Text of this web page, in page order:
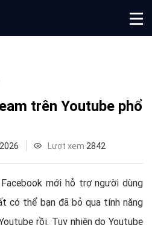
trên Youtube phổ
Lượt xem 2842
mới hỗ trợ người dùng
có thể bạn đã bỏ qua tính năng
rồi. Tuy nhiên do Youtube